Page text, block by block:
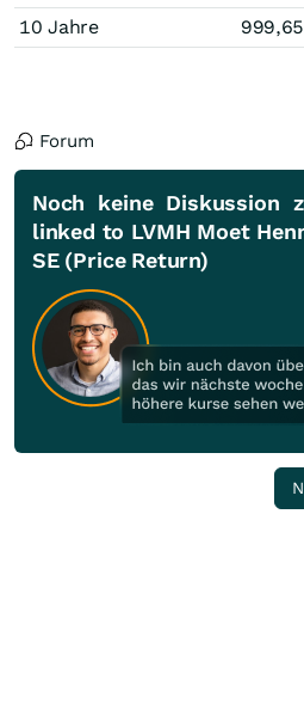
10 Jahre
999,65
Forum
Noch keine Diskussion
linked to LVMH Moet
SE (Price Return)